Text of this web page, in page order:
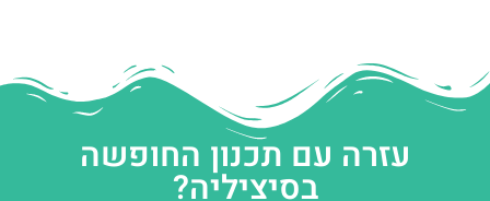
עזרה עם תכנון החופשה
בסיציליה?